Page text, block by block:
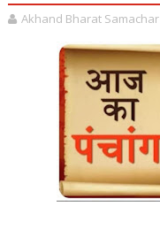
Akhand Bharat Samachar